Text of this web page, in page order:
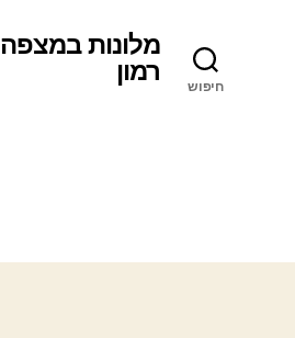
חיפוש
מלונות במצפה
רמון